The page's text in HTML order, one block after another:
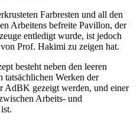
Farbresten und all den
Arbeitens befreite Pavillon, der
entledigt wurde, ist jedoch
Prof. Hakimi zu zeigen hat.
besteht neben den leeren
tatsächlichen Werken der
AdBK gezeigt werden, und einer
Arbeits- und